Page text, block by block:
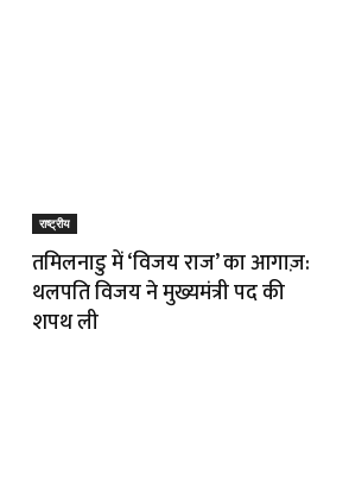
राष्ट्रीय
तमिलनाडु में ‘विजय राज’ का आगाज़:
थलपति विजय ने मुख्यमंत्री पद की
शपथ ली